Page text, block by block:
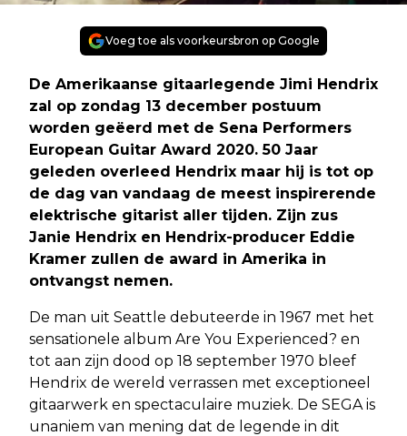
Voeg toe als voorkeursbron op Google
De Amerikaanse gitaarlegende Jimi Hendrix
zal op zondag 13 december postuum
worden geëerd met de Sena Performers
European Guitar Award 2020. 50 Jaar
geleden overleed Hendrix maar hij is tot op
de dag van vandaag de meest inspirerende
elektrische gitarist aller tijden. Zijn zus
Janie Hendrix en Hendrix-producer Eddie
Kramer zullen de award in Amerika in
ontvangst nemen.
De man uit Seattle debuteerde in 1967 met het
sensationele album Are You Experienced? en
tot aan zijn dood op 18 september 1970 bleef
Hendrix de wereld verrassen met exceptioneel
gitaarwerk en spectaculaire muziek. De SEGA is
unaniem van mening dat de legende in dit